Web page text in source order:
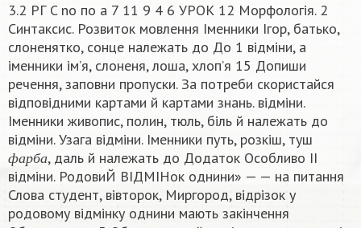
3.2 РГ C no по а 7 11 9 4 6 УРОК 12 Морфологія. 2
Синтаксис. Розвиток мовлення Іменники Ігор, батько,
слоненятко, сонце належать до До 1 відміни, а
іменники ім’я, слоненя, лоша, хлоп’я 15 Допиши
речення, заповни пропуски. За потреби скористайся
відповідними картами й картами знань. відміни.
Іменники живопис, полин, тюль, біль й належать до
відміни. Узага відміни. Іменники путь, розкіш, туш
ф а р б а
фарба, даль й належать до Додаток Особливо II
відміни. РодовиЙ ВІДМІНок однини» — — на питання
Слова студент, вівторок, Миргород, відрізок у
родовому відмінку однини мають закінчення